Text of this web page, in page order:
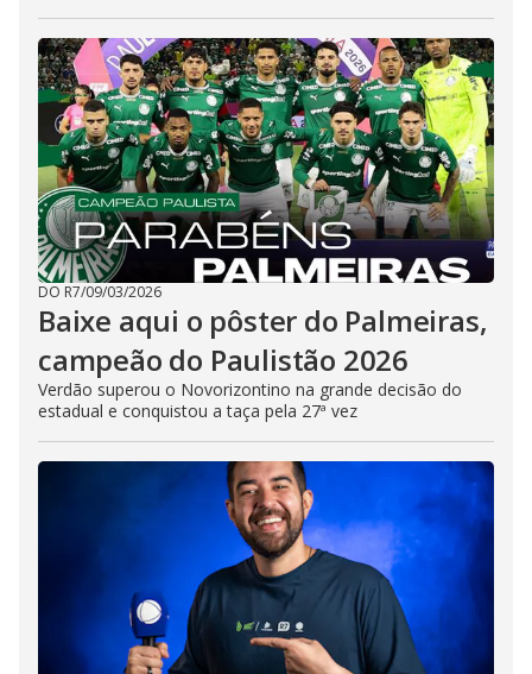
DO R7/09/03/2026
Baixe aqui o pôster do Palmeiras,
campeão do Paulistão 2026
Verdão superou o Novorizontino na grande decisão do
estadual e conquistou a taça pela 27ª vez